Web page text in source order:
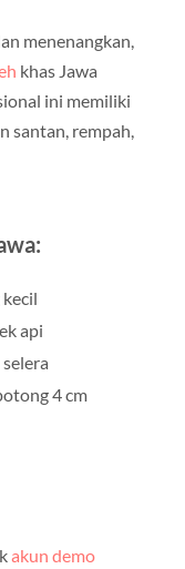
menenangkan,
khas Jawa
ini memiliki
santan, rempah,
api
4 cm
akun demo